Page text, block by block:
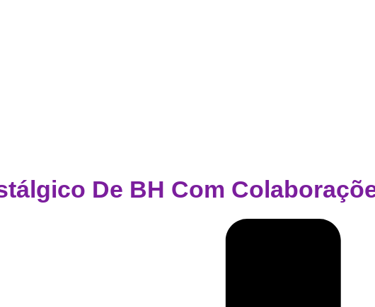
De BH Com